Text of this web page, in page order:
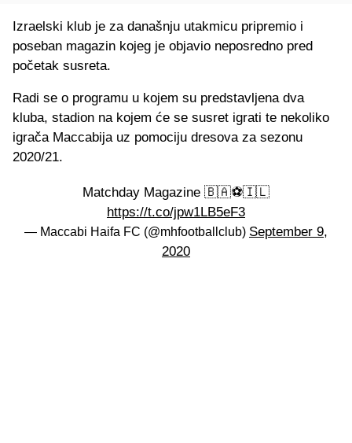
Izraelski klub je za današnju utakmicu pripremio i
poseban magazin kojeg je objavio neposredno pred
početak susreta.
Radi se o programu u kojem su predstavljena dva
kluba, stadion na kojem će se susret igrati te nekoliko
igrača Maccabija uz pomociju dresova za sezonu
2020/21.
Matchday Magazine 🇧🇦⚽️🇮🇱
https://t.co/jpw1LB5eF3
— Maccabi Haifa FC (@mhfootballclub) September 9,
2020